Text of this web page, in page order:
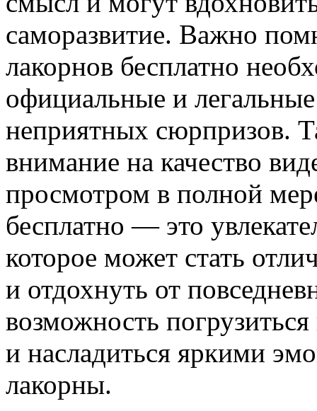
саморазвитие. Важно
лакорнов бесплатно
официальные и
неприятных сюрпризов.
внимание на качество
просмотром в полной
бесплатно — это
которое может стать
и отдохнуть от
возможность
и насладиться яркими
лакорны.